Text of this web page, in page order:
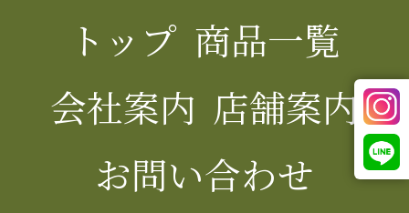
トップ 商品一覧
会社案内 店舗案内
お問い合わせ